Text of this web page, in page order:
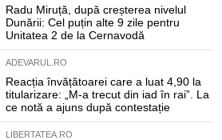
Radu Miruță, după creșterea nivelul
Dunării: Cel puțin alte 9 zile pentru
Unitatea 2 de la Cernavodă
ADEVARUL.RO
Reacția învățătoarei care a luat 4,90 la
titularizare: „M-a trecut din iad în rai”. La
ce notă a ajuns după contestație
LIBERTATEA.RO